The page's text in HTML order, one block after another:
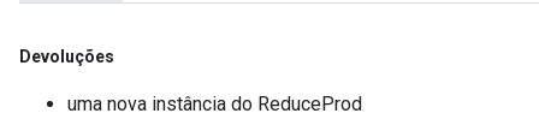
Devoluções
uma nova instância do ReduceProd